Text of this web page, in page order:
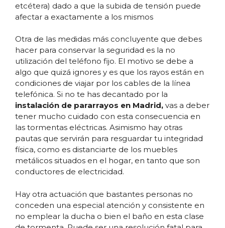
etcétera) dado a que la subida de tensión puede
afectar a exactamente a los mismos
Otra de las medidas más concluyente que debes
hacer para conservar la seguridad es la no
utilización del teléfono fijo. El motivo se debe a
algo que quizá ignores y es que los rayos están en
condiciones de viajar por los cables de la línea
telefónica. Si no te has decantado por la
instalación de pararrayos en Madrid, vas a deber
tener mucho cuidado con esta consecuencia en
las tormentas eléctricas. Asimismo hay otras
pautas que servirán para resguardar tu integridad
física, como es distanciarte de los muebles
metálicos situados en el hogar, en tanto que son
conductores de electricidad.
Hay otra actuación que bastantes personas no
conceden una especial atención y consistente en
no emplear la ducha o bien el baño en esta clase